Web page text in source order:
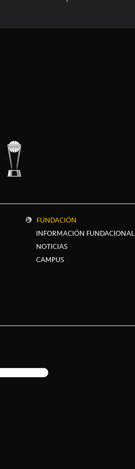
FUNDACIÓN
INFORMACIÓN FUNDACIONAL
NOTICIAS
CAMPUS